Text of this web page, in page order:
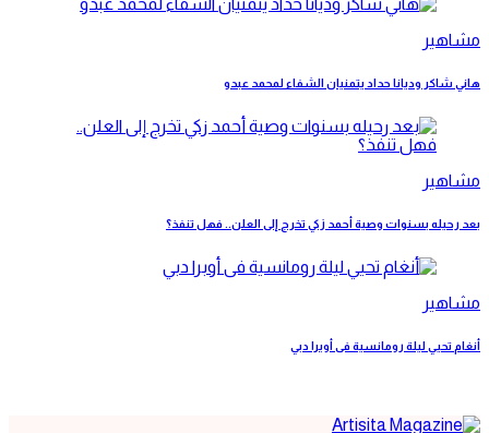
مشاهير
هاني شاكر وديانا حداد يتمنيان الشفاء لمحمد عبدو
مشاهير
بعد رحيله بسنوات وصية أحمد زكي تخرج إلى العلن.. فهل تنفذ؟
مشاهير
أنغام تحيي ليلة رومانسية فى أوبرا دبي